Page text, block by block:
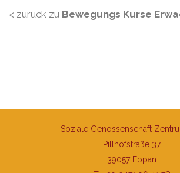
< zurück zu Bewegungs Kurse
Soziale Genossenschaft
Pillhofstraße 37
39057 Eppan